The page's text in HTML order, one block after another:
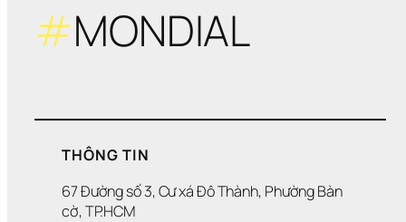
#MONDIAL
THÔNG TIN
67 Đường số 3, Cư xá Đô Thành, Phường Bàn
cờ, TP.HCM